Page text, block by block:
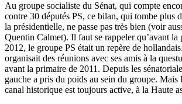
Au groupe socialiste du Sénat, qui compte
contre 30 députés PS, ce bilan, qui tombe plus
la présidentielle, ne passe pas très bien (voir
Quentin Calmet). Il faut se rappeler qu’avant la
2012, le groupe PS était un repère de
organisait des réunions avec ses amis à la
avant la primaire de 2011. Depuis les
gauche a pris du poids au sein du groupe. Mais
canal historique est toujours active, à la Haute